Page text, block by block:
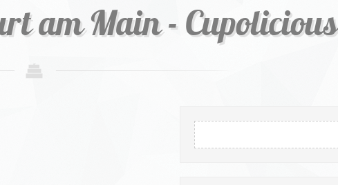
am Main - Cupolicious